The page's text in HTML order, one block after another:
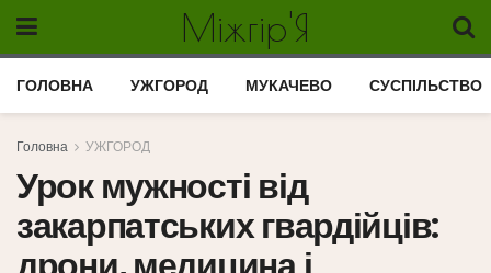
Міжгір'Я
ГОЛОВНА УЖГОРОД МУКАЧЕВО СУСПІЛЬСТВО
Головна УЖГОРОД
Урок мужності від
закарпатських гвардійців: